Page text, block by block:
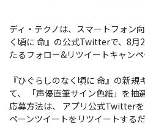
ディ・テクノは、スマートフォン
く頃に 命』の公式Twitterで、8月
たるフォロー&リツイートキャンペ
『ひぐらしのなく頃に 命』の新
て、 「声優直筆サイン色紙」を抽
応募方法は、 アプリ公式Twitter
ペーンツイートをリツイートするだ